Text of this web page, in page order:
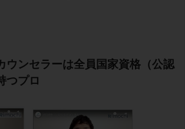
ンセラーは全員国家資格（公認
つプロ